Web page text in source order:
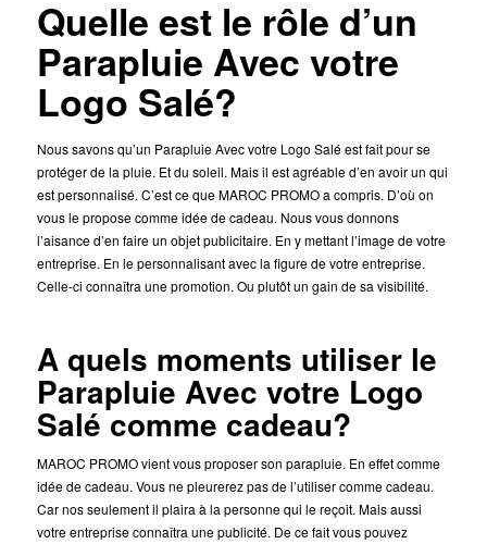
Quelle est le rôle d’un
Parapluie Avec votre
Logo Salé?
Nous savons qu’un Parapluie Avec votre Logo Salé est fait pour se
protéger de la pluie. Et du soleil. Mais il est agréable d’en avoir un qui
est personnalisé. C’est ce que MAROC PROMO a compris. D’où on
vous le propose comme idée de cadeau. Nous vous donnons
l’aisance d’en faire un objet publicitaire. En y mettant l’image de votre
entreprise. En le personnalisant avec la figure de votre entreprise.
Celle-ci connaîtra une promotion. Ou plutôt un gain de sa visibilité.
A quels moments utiliser le
Parapluie Avec votre Logo
Salé comme cadeau?
MAROC PROMO vient vous proposer son parapluie. En effet comme
idée de cadeau. Vous ne pleurerez pas de l’utiliser comme cadeau.
Car nos seulement il plaira à la personne qui le reçoit. Mais aussi
votre entreprise connaîtra une publicité. De ce fait vous pouvez